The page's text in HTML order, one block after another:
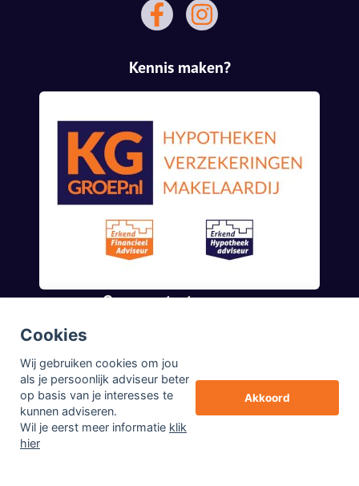
Cookies
Wij gebruiken cookies om jou
als je persoonlijk adviseur beter
op basis van je interesses te
kunnen adviseren.
Wil je eerst meer informatie klik
hier
Akkoord
Kennis maken?
Onze contactgegevens
9646 DV Veendam
085 0805 790
info@kggroep.nl
© Copyright